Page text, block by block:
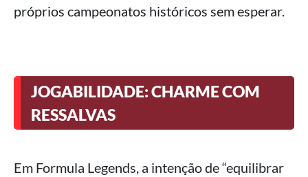
próprios campeonatos históricos sem esperar.
JOGABILIDADE: CHARME COM
RESSALVAS
Em Formula Legends, a intenção de “equilibrar